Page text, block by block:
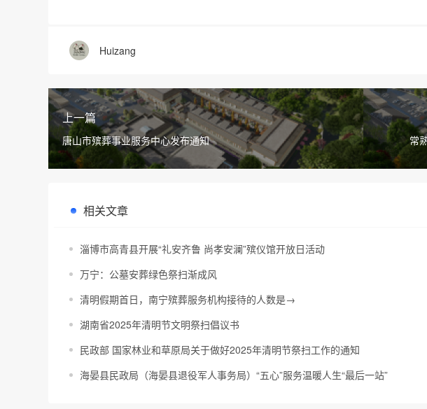
Huizang
上一篇
唐山市殡葬事业服务中心发布通知 常
相关文章
淄博市高青县开展“礼安齐鲁 尚孝安澜”殡仪馆开放日活动
万宁：公墓安葬绿色祭扫渐成风
清明假期首日，南宁殡葬服务机构接待的人数是→
湖南省2025年清明节文明祭扫倡议书
民政部 国家林业和草原局关于做好2025年清明节祭扫工作的通知
海晏县民政局（海晏县退役军人事务局）“五心”服务温暖人生“最后一站”